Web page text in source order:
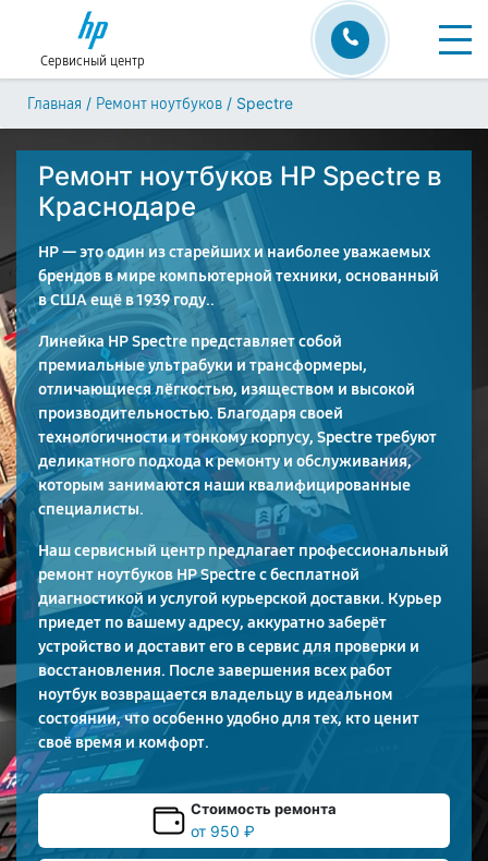
Сервисный центр
Главная / Ремонт ноутбуков / Spectre
Ремонт ноутбуков HP Spectre в
Краснодаре
HP — это один из старейших и наиболее уважаемых
брендов в мире компьютерной техники, основанный
в США ещё в 1939 году..
Линейка HP Spectre представляет собой
премиальные ультрабуки и трансформеры,
отличающиеся лёгкостью, изяществом и высокой
производительностью. Благодаря своей
технологичности и тонкому корпусу, Spectre требуют
деликатного подхода к ремонту и обслуживания,
которым занимаются наши квалифицированные
специалисты.
Наш сервисный центр предлагает профессиональный
ремонт ноутбуков HP Spectre с бесплатной
диагностикой и услугой курьерской доставки. Курьер
приедет по вашему адресу, аккуратно заберёт
устройство и доставит его в сервис для проверки и
восстановления. После завершения всех работ
ноутбук возвращается владельцу в идеальном
состоянии, что особенно удобно для тех, кто ценит
своё время и комфорт.
Стоимость ремонта
от 950 ₽